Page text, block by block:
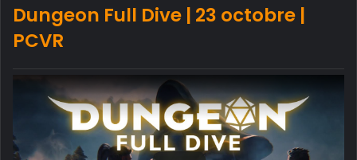
Dungeon Full Dive | 23 octobre |
PCVR